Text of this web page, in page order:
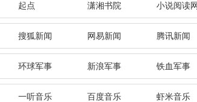
起点 潇湘书院 小说阅读网
搜狐新闻 网易新闻 腾讯新闻
环球军事 新浪军事 铁血军事
一听音乐 百度音乐 虾米音乐